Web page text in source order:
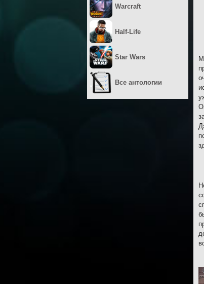
Warcraft
Half-Life
Star Wars
Все антологии